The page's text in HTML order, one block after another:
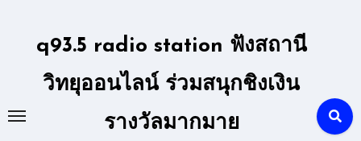
contentq93.5 radio station ฟังสถานี
วิทยุออนไลน์ ร่วมสนุกชิงเงิน
รางวัลมากมาย